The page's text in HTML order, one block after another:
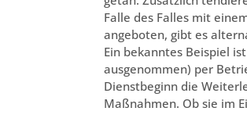
Falle des Falles mit
angeboten, gibt es
Ein bekanntes Beispiel
ausgenommen) per
Dienstbeginn die
Maßnahmen. Ob sie im